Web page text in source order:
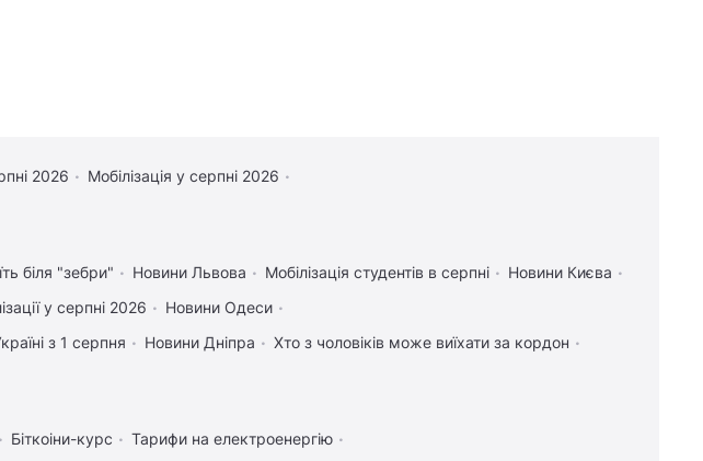
2026
Мобілізація у серпні 2026
біля "зебри" Новини Львова Мобілізація студентів в серпні
Новини Києва
у серпні 2026
Новини Одеси
з 1 серпня Новини Дніпра
Хто з чоловіків може виїхати за кордон
Біткоіни-курс
Тарифи на електроенергію